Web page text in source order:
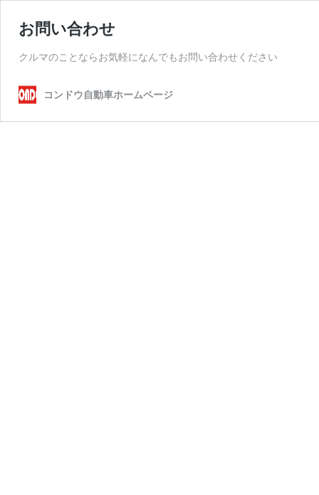
お問い合わせ
クルマのことならお気軽になんでもお問い合わせください
コンドウ自動車ホームページ